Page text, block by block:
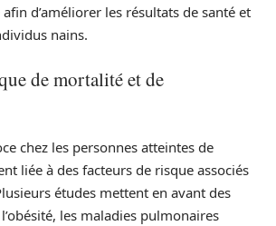
d’améliorer les résultats de santé et
nains.
de mortalité et de
chez les personnes atteintes de
liée à des facteurs de risque associés
études mettent en avant des
les maladies pulmonaires